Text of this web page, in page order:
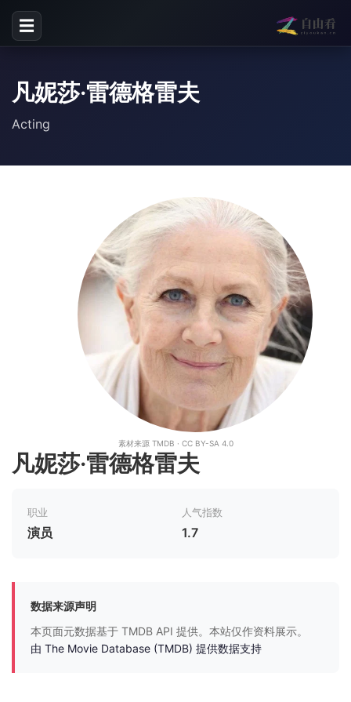
☰
凡妮莎·雷德格雷夫
Acting
素材来源 TMDB · CC BY-SA 4.0
凡妮莎·雷德格雷夫
职业
演员
人气指数
1.7
数据来源声明
本页面元数据基于 TMDB API 提供。本站仅作资料展示。
由 The Movie Database (TMDB) 提供数据支持